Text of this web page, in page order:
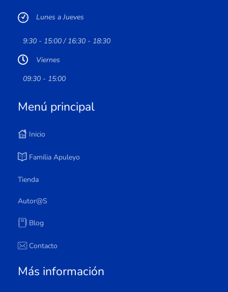
Lunes a Jueves
9:30 - 15:00 / 16:30 - 18:30
Viernes
09:30 - 15:00
Menú principal
Inicio
Familia Apuleyo
Tienda
Autor@s
Blog
Contacto
Más información